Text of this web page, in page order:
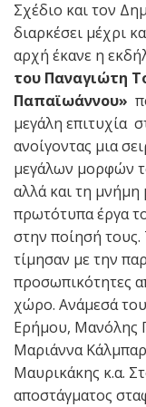
Σχέδιο και τον
διαρκέσει μέχρι
αρχή έκανε η
του Παναγιώτη
Παπαϊωάννου»
μεγάλη επιτυχία
ανοίγοντας μια
μεγάλων μορφών
αλλά και τη
πρωτότυπα έργα
στην ποίησή
τίμησαν με την
προσωπικότητες
χώρο. Ανάμεσά
Ερήμου, Μανόλης
Μαριάννα
Μαυρικάκης κ.α.
αποστάγματος